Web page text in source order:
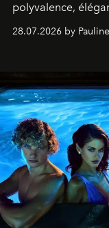
polyvalence,
28.07.2026 by